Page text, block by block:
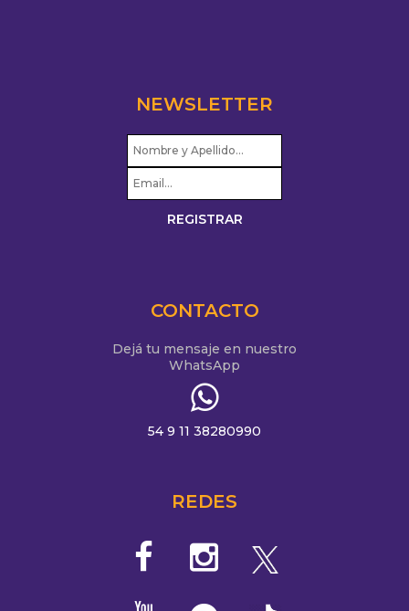
NEWSLETTER
CONTACTO
Dejá tu mensaje en nuestro
WhatsApp
54 9 11 38280990
REDES